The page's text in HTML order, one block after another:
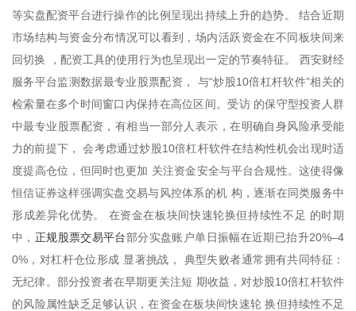
等实盘配资平台进行操作的比例呈现出持续上升的趋势。 结合近期
市场结构与资金分布情况可以看到，场内活跃资金在不同板块间来
回切换 ，配资工具的使用行为也呈现出一定的节奏特征。 西安财经
服务平台监测数据最专业股票配资， 与“炒股10倍杠杆软件”相关的
检索量在多个时间窗口内保持在高位区间。受访 的保守型投资人群
中最专业股票配资，有相当一部分人表示，在明确自身风险承受能
力的前提下， 会考虑通过炒股10倍杠杆软件在结构性机会出现时适
度提高仓位，但同时也更加 关注资金安全与平台合规性。这使得像
恒信证券这样强调实盘交易与风控体系的机 构，逐渐在同类服务中
形成差异化优势。 在资金在板块间快速轮换但持续性不足 的时期
中， 正规股票交易平台部分实盘账户单日振幅在近期已抬升20%–4
0%，对杠杆仓位形成 显著挑战， 典型失败者通常拥有共同特征：
无纪律。部分投资者在早期更关注短 期收益，对炒股10倍杠杆软件
的风险属性缺乏足够认识，在资金在板块间快速轮 换但持续性不足